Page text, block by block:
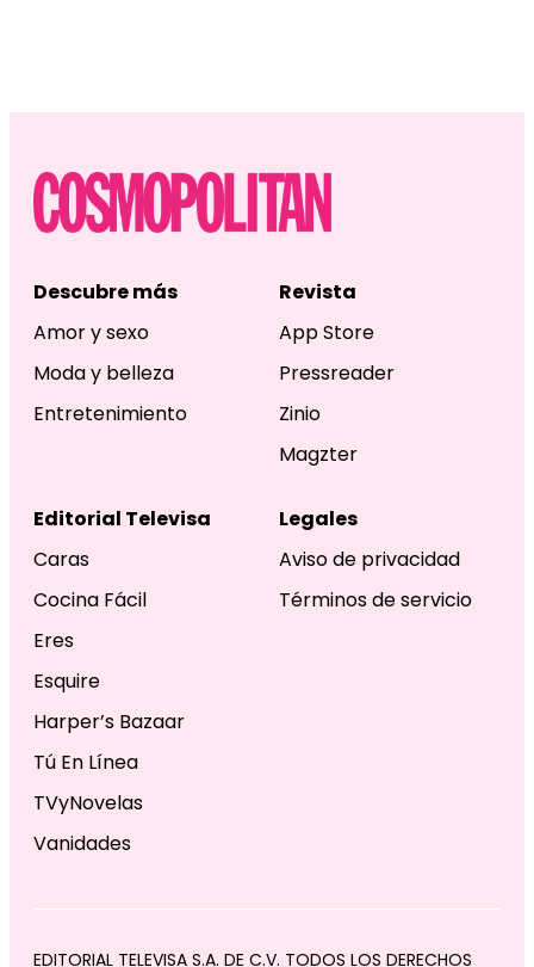
Descubre más
Amor y sexo
Moda y belleza
Entretenimiento
Revista
App Store
Pressreader
Zinio
Magzter
Editorial Televisa
Caras
Cocina Fácil
Eres
Esquire
Harper’s Bazaar
Tú En Línea
TVyNovelas
Vanidades
Legales
Aviso de privacidad
Términos de servicio
EDITORIAL TELEVISA S.A. DE C.V. TODOS LOS DERECHOS